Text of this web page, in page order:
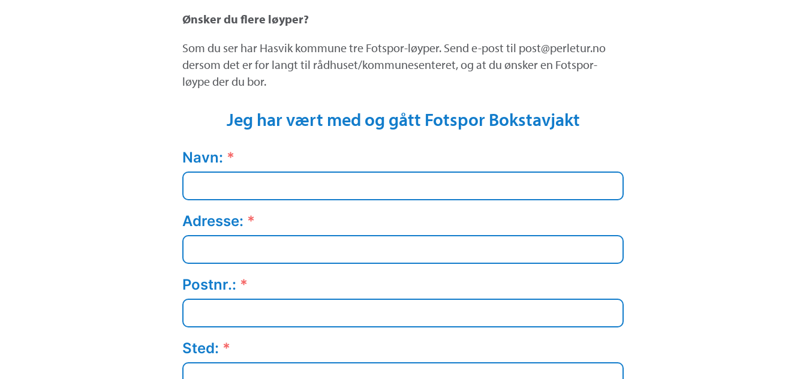
Ønsker du flere løyper?
Som du ser har Hasvik kommune tre Fotspor-løyper. Send e-post til post@perletur.no
dersom det er for langt til rådhuset/kommunesenteret, og at du ønsker en Fotspor-
løype der du bor.
Jeg har vært med og gått Fotspor Bokstavjakt
Navn: *
Adresse: *
Postnr.: *
Sted: *